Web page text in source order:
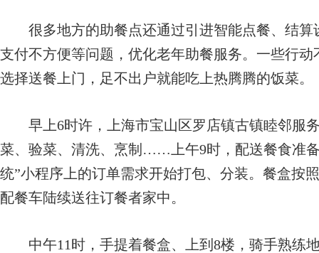
很多地方的助餐点还通过引进智能点餐、结算
支付不方便等问题，优化老年助餐服务。一些行
选择送餐上门，足不出户就能吃上热腾腾的饭菜。
早上6时许，上海市宝山区罗店镇古镇睦邻服
菜、验菜、清洗、烹制……上午9时，配送餐食准
统”小程序上的订单需求开始打包、分装。餐盒按
配餐车陆续送往订餐者家中。
中午11时，手提着餐盒、上到8楼，骑手熟练